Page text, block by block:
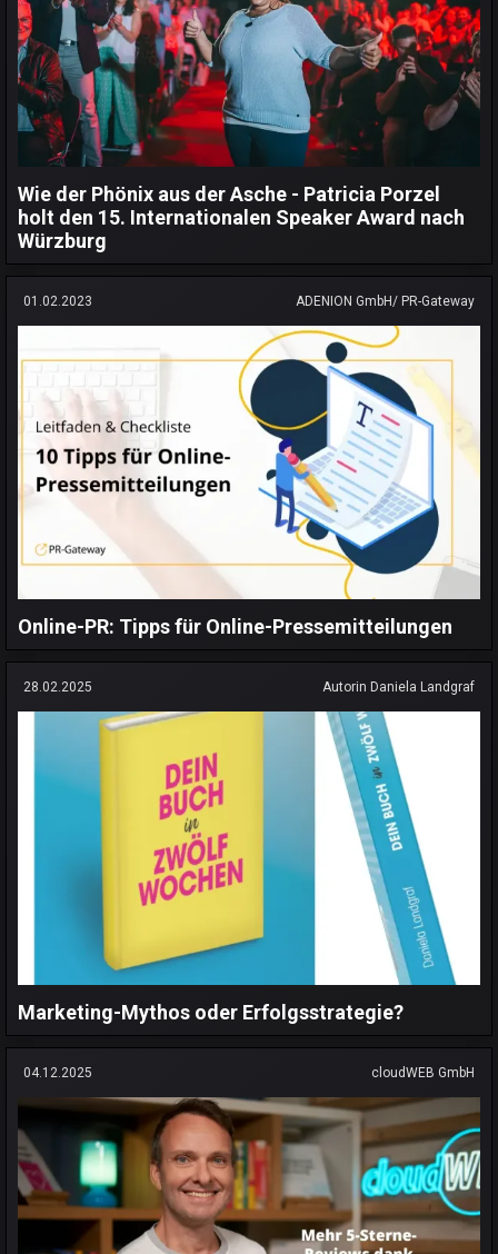
Wie der Phönix aus der Asche - Patricia Porzel
holt den 15. Internationalen Speaker Award nach
Würzburg
01.02.2023 ADENION GmbH/ PR-Gateway
Online-PR: Tipps für Online-Pressemitteilungen
28.02.2025 Autorin Daniela Landgraf
Marketing-Mythos oder Erfolgsstrategie?
04.12.2025 cloudWEB GmbH